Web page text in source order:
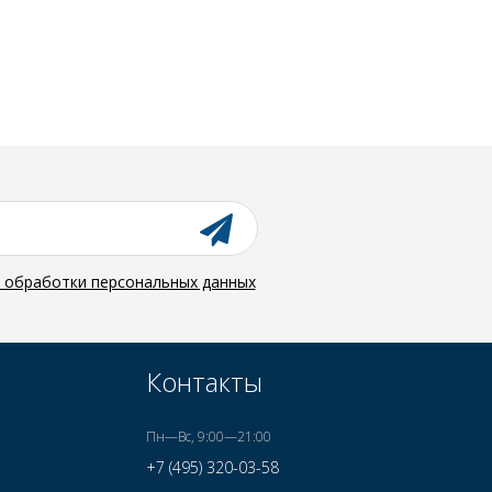
персональных данных
Контакты
Пн—Вс, 9:00—21:00
+7 (495) 320-03-58